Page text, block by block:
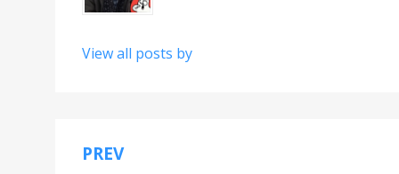
View all posts by
Navigation
PREV